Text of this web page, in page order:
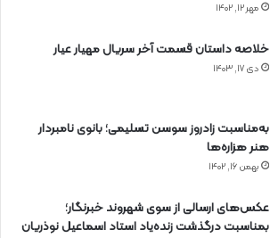
مهر ۱۲, ۱۴۰۲
خلاصه داستان قسمت آخر سریال مهیار عیار
دی ۱۷, ۱۴۰۳
به‌مناسبت زادروز سوسن تسلیمی؛ بانوی نامبردار
هنر هزاره‌ها
بهمن ۱۶, ۱۴۰۲
عکس‌های ارسالی از سوی شهروند خبرنگار؛
بمناسبت درگذشت زنده‌یاد استاد اسماعیل نوذریان